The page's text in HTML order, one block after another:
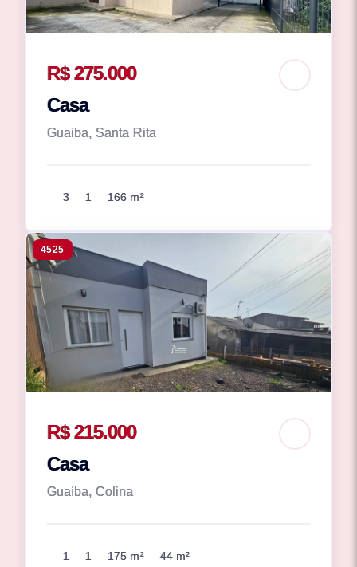
R$ 275.000
Casa
Guaiba, Santa Rita
3 1 166 m²
4525
R$ 215.000
Casa
Guaíba, Colina
1 1 175 m² 44 m²